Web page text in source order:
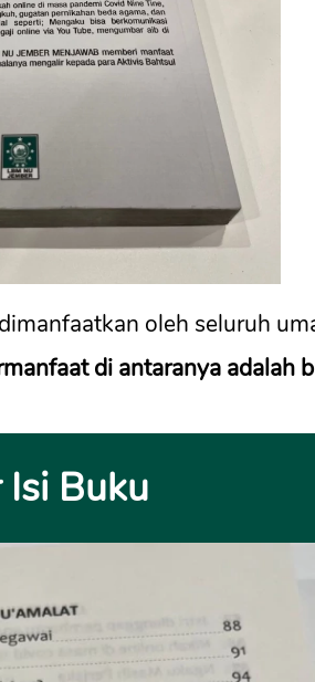
oleh seluruh
di antaranya adalah
Buku